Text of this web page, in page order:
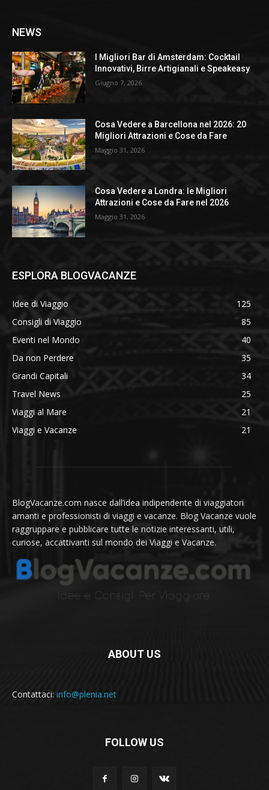
NEWS
I Migliori Bar di Amsterdam: Cocktail
Innovativi, Birre Artigianali e Speakeasy
Giugno 7, 2026
Cosa Vedere a Barcellona nel 2026: 20
Migliori Attrazioni e Cose da Fare
Maggio 31, 2026
Cosa Vedere a Londra: le Migliori
Attrazioni e Cose da Fare nel 2026
Maggio 31, 2026
ESPLORA BLOGVACANZE
Idee di Viaggio
125
Consigli di Viaggio
85
Eventi nel Mondo
40
Da non Perdere
35
Grandi Capitali
34
Travel News
25
Viaggi al Mare
21
Viaggi e Vacanze
21
BlogVacanze.com nasce dall’idea indipendente di viaggiatori
amanti e professionisti di viaggi e vacanze. Blog Vacanze vuole
raggruppare e pubblicare tutte le notizie interessanti, utili,
curiose, accattivanti sul mondo dei Viaggi e Vacanze.
ABOUT US
Contattaci: info@plenia.net
FOLLOW US